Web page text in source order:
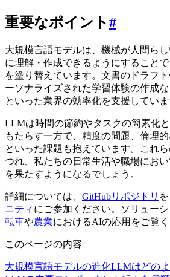
重要なポイント#
大規模言語モデルは、機械が人間ら
に理解・作成できるようにすること
を塗り替えています。文書のドラフ
ーソナライズされた学習体験の作成
といった業界の効率化を支援していま
LLMは時間の節約やタスクの簡素化
もたらす一方で、精度の問題、倫理
といった課題も抱えています。これ
つれ、私たちの日常生活や職場にお
を果たすようになるでしょう。
詳細については、 GitHubリポジトリ
ニティ にご参加ください。ソリューシ
転車や農業におけるAIの応用をご覧
このページの内容
大規模言語モデルの進化LLMはどの